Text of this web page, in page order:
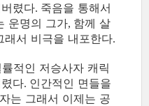
렸다. 죽음을 통해서
운명의 그가, 함께 살
래서 비극을 내포한다.
적인 저승사자 캐릭
다. 인간적인 면들을
는 그래서 이제는 공